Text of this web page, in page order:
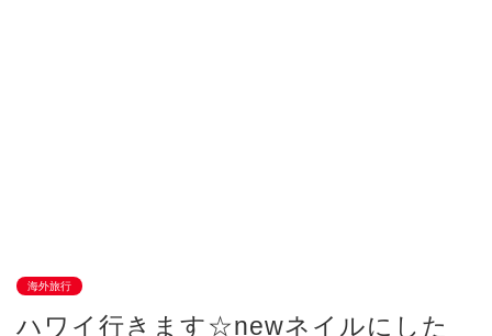
海外旅行
ハワイ行きます☆newネイルにした